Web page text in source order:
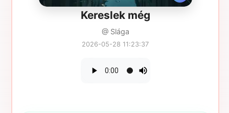
Kereslek még
@ Slága
2026-05-28 11:23:37